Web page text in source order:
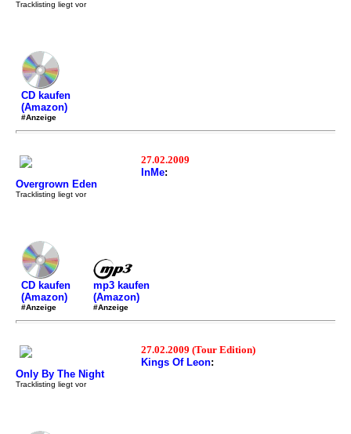
Tracklisting liegt vor
CD kaufen
(Amazon)
#Anzeige
27.02.2009
InMe:
Overgrown Eden
Tracklisting liegt vor
CD kaufen
(Amazon)
#Anzeige
mp3 kaufen
(Amazon)
#Anzeige
27.02.2009 (Tour Edition)
Kings Of Leon:
Only By The Night
Tracklisting liegt vor